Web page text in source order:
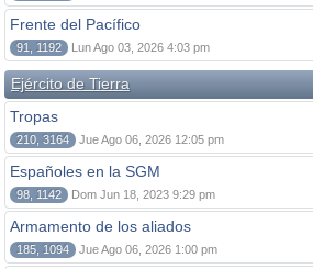
Frente del Pacífico
91, 1192 Lun Ago 03, 2026 4:03 pm
Ejército de Tierra
Tropas
210, 3164 Jue Ago 06, 2026 12:05 pm
Españoles en la SGM
98, 1142 Dom Jun 18, 2023 9:29 pm
Armamento de los aliados
185, 1094 Jue Ago 06, 2026 1:00 pm